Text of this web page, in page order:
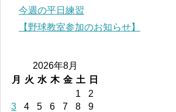
今週の平日練習
【野球教室参加のお知らせ】
2026年8月
月
火 水 木 金 土
日
1
2
3
4 5 6 7 8
9